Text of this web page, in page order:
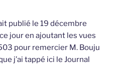
publié le 19 décembre
jour en ajoutant les vues
pour remercier M. Bouju
j’ai tappé ici le Journal